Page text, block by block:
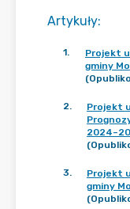
Artykuły:
1.
Projekt
gminy
2.
Projekt
3.
Projekt
gminy